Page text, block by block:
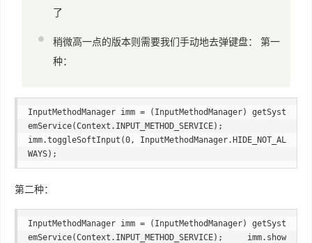
了
稍微高一点的版本则需要我们手动地去弹键盘： 第一
种：
InputMethodManager imm = (InputMethodManager) getSyst
emService(Context.INPUT_METHOD_SERVICE);
imm.toggleSoftInput(0, InputMethodManager.HIDE_NOT_AL
第二种：
InputMethodManager imm = (InputMethodManager) getSyst
emService(Context.INPUT_METHOD_SERVICE);     imm.show